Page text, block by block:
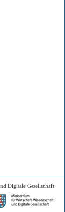
Digitale Gesellschaft